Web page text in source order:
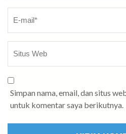
Simpan nama, email, dan situs
untuk komentar saya berikutnya.